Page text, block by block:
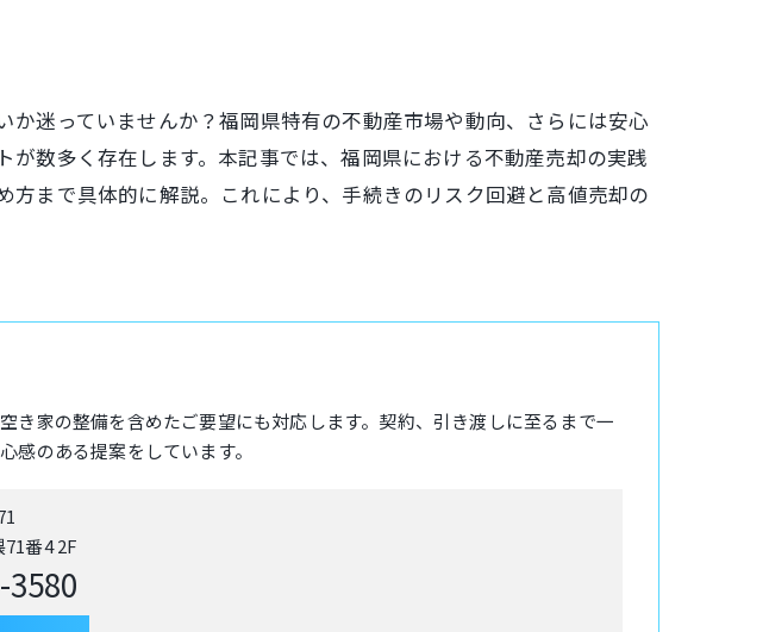
迷っていませんか？福岡県特有の不動産市場や動向、さらには安心
数多く存在します。本記事では、福岡県における不動産売却の実践
まで具体的に解説。これにより、手続きのリスク回避と高値売却の
き家の整備を含めたご要望にも対応します。契約、引き渡しに至るまで一
感のある提案をしています。
番4 2F